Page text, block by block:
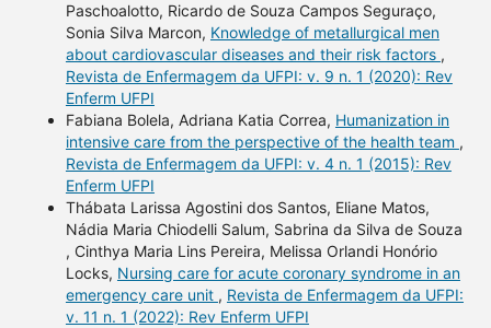
Paschoalotto, Ricardo de Souza Campos Seguraço,
Sonia Silva Marcon, Knowledge of metallurgical men
about cardiovascular diseases and their risk factors ,
Revista de Enfermagem da UFPI: v. 9 n. 1 (2020): Rev
Enferm UFPI
Fabiana Bolela, Adriana Katia Correa, Humanization in
intensive care from the perspective of the health team ,
Revista de Enfermagem da UFPI: v. 4 n. 1 (2015): Rev
Enferm UFPI
Thábata Larissa Agostini dos Santos, Eliane Matos,
Nádia Maria Chiodelli Salum, Sabrina da Silva de Souza
, Cinthya Maria Lins Pereira, Melissa Orlandi Honório
Locks, Nursing care for acute coronary syndrome in an
emergency care unit , Revista de Enfermagem da UFPI:
v. 11 n. 1 (2022): Rev Enferm UFPI